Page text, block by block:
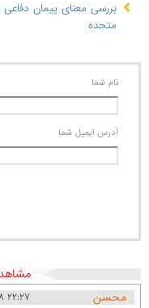
بررسی معنای پیمان دفاعی
متحده
نام شما
آدرس ايميل شما
محسن
۱۴۰۵/